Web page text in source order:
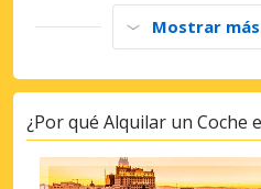
Mostrar
¿Por qué Alquilar un Coche